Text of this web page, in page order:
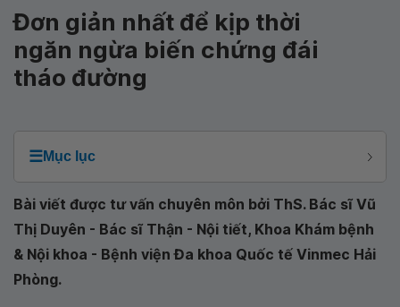
Đơn giản nhất để kịp thời
ngăn ngừa biến chứng đái
tháo đường
☰Mục lục
Bài viết được tư vấn chuyên môn bởi ThS. Bác sĩ Vũ
Thị Duyên - Bác sĩ Thận - Nội tiết, Khoa Khám bệnh
& Nội khoa - Bệnh viện Đa khoa Quốc tế Vinmec Hải
Phòng.